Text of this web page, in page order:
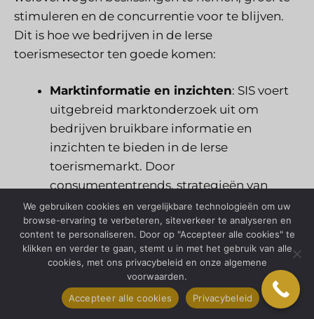
stimuleren en de concurrentie voor te blijven.
Dit is hoe we bedrijven in de Ierse
toerismesector ten goede komen:
Marktinformatie en inzichten: SIS voert
uitgebreid marktonderzoek uit om
bedrijven bruikbare informatie en
inzichten te bieden in de Ierse
toerismemarkt. Door
consumententrends, strategieën van
concurrenten en marktdynamiek te
analyseren, helpt ons team bedrijven hun
doelgroep te begrijpen,
groeimogelijkheden te identificeren en
effectieve marketingstrategieën te
ontwikkelen om klanten te bereiken en te
We gebruiken cookies en vergelijkbare technologieën om uw
browse-ervaring te verbeteren, siteverkeer te analyseren en
content te personaliseren. Door op "Accepteer alle cookies" te
klikken en verder te gaan, stemt u in met het gebruik van alle
cookies, met ons privacybeleid en onze algemene
voorwaarden.
Accepteer alle cookies
Privacybeleid